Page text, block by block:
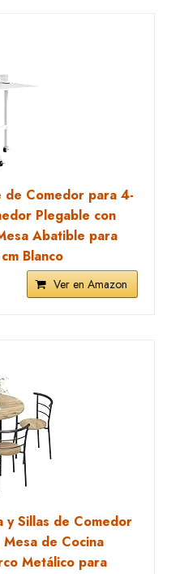
de Comedor para 4-
Plegable con
Abatible para
Blanco
Ver en Amazon
y Sillas de Comedor
de Cocina
Metálico para